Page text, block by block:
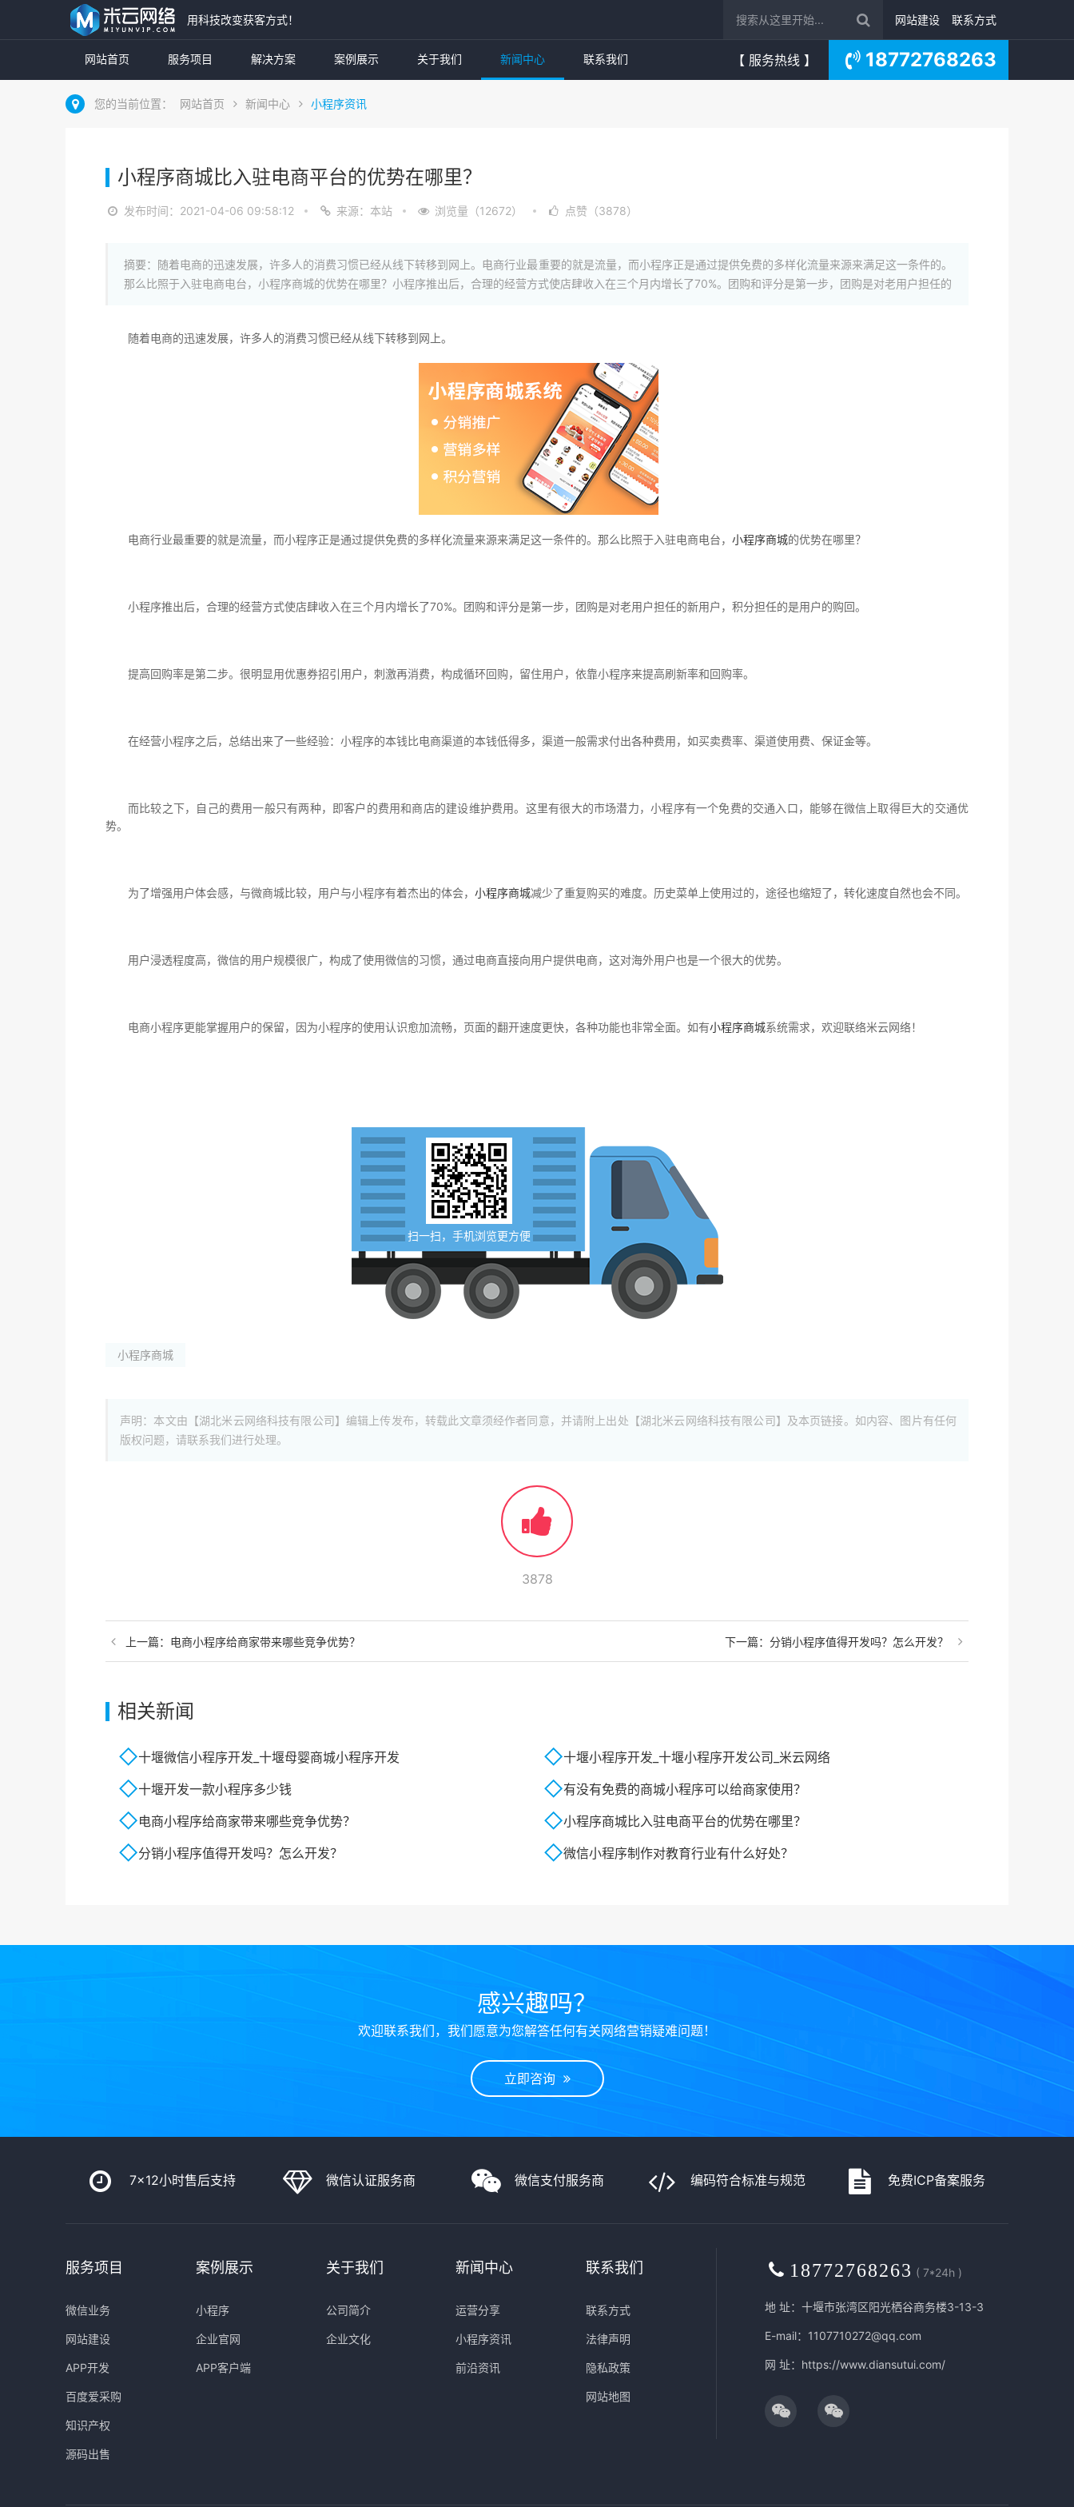
用科技改变获客方式！ 网站建设 联系方式
网站首页 服务项目 解决方案 案例展示 关于我们 新闻中心 联系我们 【 服务热线 】 18772768263
您的当前位置： 网站首页 新闻中心 小程序资讯
小程序商城比入驻电商平台的优势在哪里？
发布时间：2021-04-06 09:58:12 来源：本站 浏览量（12672） 点赞（3878）
摘要：随着电商的迅速发展，许多人的消费习惯已经从线下转移到网上。电商行业最重要的就是流量，而小程序正是通过提供免费的多样化流量来源来满足这一条件的。
那么比照于入驻电商电台，小程序商城的优势在哪里？小程序推出后，合理的经营方式使店肆收入在三个月内增长了70%。团购和评分是第一步，团购是对老用户担任的
随着电商的迅速发展，许多人的消费习惯已经从线下转移到网上。
电商行业最重要的就是流量，而小程序正是通过提供免费的多样化流量来源来满足这一条件的。那么比照于入驻电商电台， 小程序商城的优势在哪里？
小程序推出后，合理的经营方式使店肆收入在三个月内增长了70%。团购和评分是第一步，团购是对老用户担任的新用户，积分担任的是用户的购回。
提高回购率是第二步。很明显用优惠券招引用户，刺激再消费，构成循环回购，留住用户，依靠小程序来提高刷新率和回购率。
在经营小程序之后，总结出来了一些经验：小程序的本钱比电商渠道的本钱低得多，渠道一般需求付出各种费用，如买卖费率、渠道使用费、保证金等。
而比较之下，自己的费用一般只有两种，即客户的费用和商店的建设维护费用。这里有很大的市场潜力，小程序有一个免费的交通入口，能够在微信上取得巨大的交通优
势。
为了增强用户体会感，与微商城比较，用户与小程序有着杰出的体会， 小程序商城减少了重复购买的难度。历史菜单上使用过的，途径也缩短了，转化速度自然也会不同。
用户浸透程度高，微信的用户规模很广，构成了使用微信的习惯，通过电商直接向用户提供电商，这对海外用户也是一个很大的优势。
电商小程序更能掌握用户的保留，因为小程序的使用认识愈加流畅，页面的翻开速度更快，各种功能也非常全面。如有小程序商城系统需求，欢迎联络米云网络！
扫一扫，手机浏览更方便
小程序商城
声明：本文由【湖北米云网络科技有限公司】编辑上传发布，转载此文章须经作者同意，并请附上出处【湖北米云网络科技有限公司】及本页链接。如内容、图片有任何
版权问题，请联系我们进行处理。
3878
上一篇： 电商小程序给商家带来哪些竞争优势？ 下一篇：分销小程序值得开发吗？怎么开发？
相关新闻
十堰微信小程序开发_十堰母婴商城小程序开发
十堰小程序开发_十堰小程序开发公司_米云网络
十堰开发一款小程序多少钱
有没有免费的商城小程序可以给商家使用？
电商小程序给商家带来哪些竞争优势？
小程序商城比入驻电商平台的优势在哪里？
分销小程序值得开发吗？怎么开发？
微信小程序制作对教育行业有什么好处？
感兴趣吗？
欢迎联系我们，我们愿意为您解答任何有关网络营销疑难问题！
立即咨询
7x12小时售后支持 微信认证服务商 微信支付服务商 编码符合标准与规范 免费ICP备案服务
服务项目
微信业务
网站建设
APP开发
百度爱采购
知识产权
源码出售
案例展示
小程序
企业官网
APP客户端
关于我们
公司简介
企业文化
新闻中心
运营分享
小程序资讯
前沿资讯
联系我们
联系方式
法律声明
隐私政策
网站地图
18772768263 ( 7*24h )
地 址：十堰市张湾区阳光栖谷商务楼3-13-3
E-mail：1107710272@qq.com
网 址： https://www.diansutui.com/